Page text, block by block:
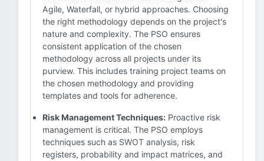
Agile, Waterfall, or hybrid approaches. Choosing
the right methodology depends on the project's
nature and complexity. The PSO ensures
consistent application of the chosen
methodology across all projects under its
purview. This includes training project teams on
the chosen methodology and providing
templates and tools for adherence.
Risk Management Techniques: Proactive risk
management is critical. The PSO employs
techniques such as SWOT analysis, risk
registers, probability and impact matrices, and